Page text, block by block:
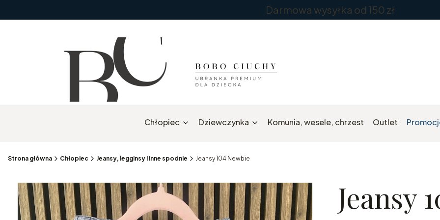
Darmowa wysyłka od 150 zł
Chłopiec Dziewczynka Komunia, wesele, chrzest Outlet
Strona główna Chłopiec Jeansy, legginsy i inne spodnie Jeansy 104 Newbie
Jeansy